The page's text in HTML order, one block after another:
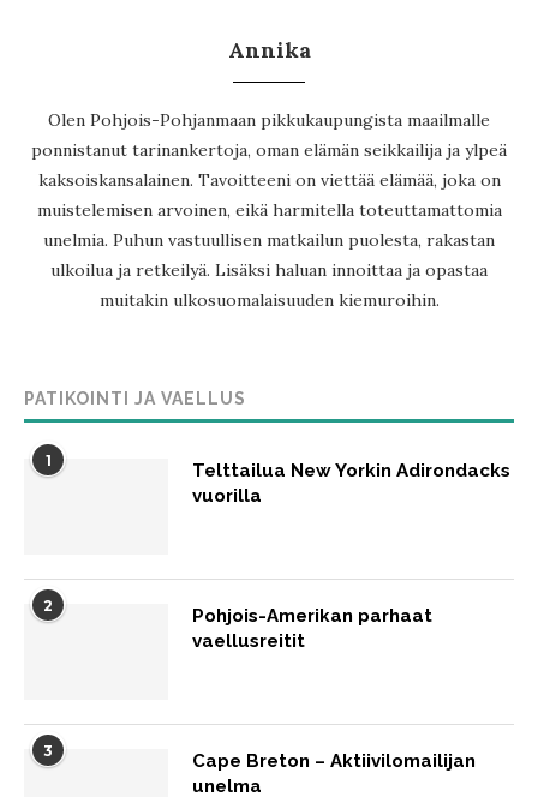
Annika
Olen Pohjois-Pohjanmaan pikkukaupungista maailmalle
ponnistanut tarinankertoja, oman elämän seikkailija ja ylpeä
kaksoiskansalainen. Tavoitteeni on viettää elämää, joka on
muistelemisen arvoinen, eikä harmitella toteuttamattomia
unelmia. Puhun vastuullisen matkailun puolesta, rakastan
ulkoilua ja retkeilyä. Lisäksi haluan innoittaa ja opastaa
muitakin ulkosuomalaisuuden kiemuroihin.
PATIKOINTI JA VAELLUS
1
Telttailua New Yorkin Adirondacks
vuorilla
2
Pohjois-Amerikan parhaat
vaellusreitit
3
Cape Breton – Aktiivilomailijan
unelma